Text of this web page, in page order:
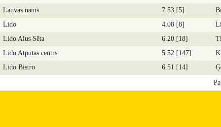
Lauvas nams
7.53 [5]
Lido
4.08 [8]
Lido Alus Sēta
6.20 [18]
Lido Atpūtas centrs
5.52 [147]
Lido Bistro
6.51 [14]